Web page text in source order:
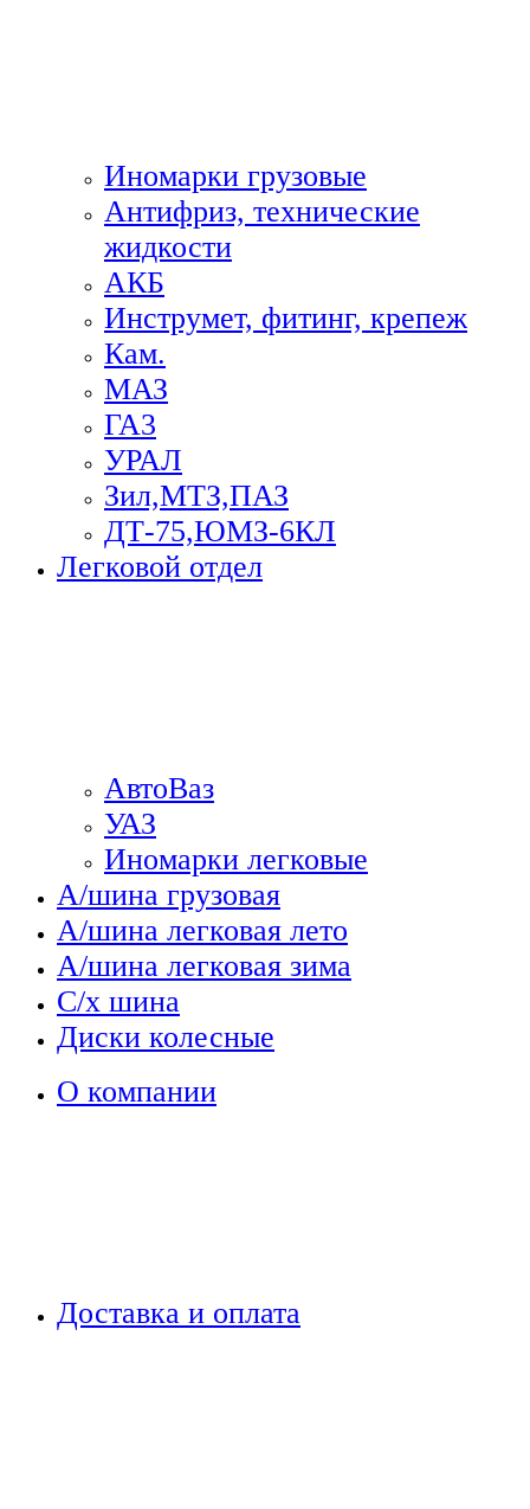
Иномарки грузовые
Антифриз, технические
жидкости
АКБ
Инструмет, фитинг, крепеж
Кам.
МАЗ
ГА3
УРАЛ
Зил,МТЗ,ПАЗ
ДТ-75,ЮМЗ-6КЛ
Легковой отдел
АвтоВаз
УАЗ
Иномарки легковые
А/шина грузовая
А/шина легковая лето
А/шина легковая зима
С/х шина
Диски колесные
О компании
Доставка и оплата